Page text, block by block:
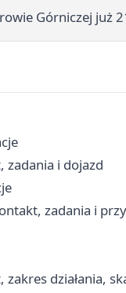
Górniczej już
zadania i dojazd
zadania i
działania,